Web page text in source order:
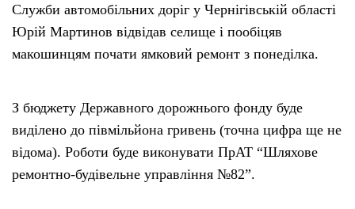
Служби автомобільних доріг у Чернігівській області
Юрій Мартинов відвідав селище і пообіцяв
макошинцям почати ямковий ремонт з понеділка.
З бюджету Державного дорожнього фонду буде
виділено до півмільйона гривень (точна цифра ще не
відома). Роботи буде виконувати ПрАТ “Шляхове
ремонтно-будівельне управління №82”.